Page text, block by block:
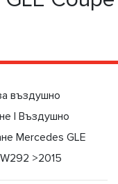
въздушно
| Въздушно
Mercedes GLE
>2015
за въздушно